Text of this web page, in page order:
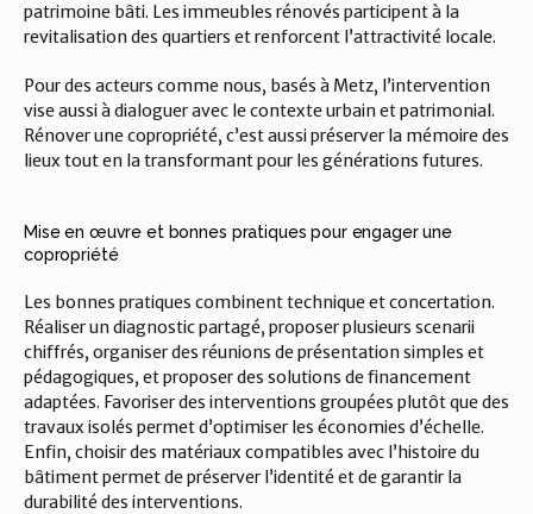
patrimoine bâti. Les immeubles rénovés participent à la
revitalisation des quartiers et renforcent l’attractivité locale.
Pour des acteurs comme nous, basés à Metz, l’intervention
vise aussi à dialoguer avec le contexte urbain et patrimonial.
Rénover une copropriété, c’est aussi préserver la mémoire des
lieux tout en la transformant pour les générations futures.
Mise en œuvre et bonnes pratiques pour engager une
copropriété
Les bonnes pratiques combinent technique et concertation.
Réaliser un diagnostic partagé, proposer plusieurs scenarii
chiffrés, organiser des réunions de présentation simples et
pédagogiques, et proposer des solutions de financement
adaptées. Favoriser des interventions groupées plutôt que des
travaux isolés permet d’optimiser les économies d’échelle.
Enfin, choisir des matériaux compatibles avec l’histoire du
bâtiment permet de préserver l’identité et de garantir la
durabilité des interventions.